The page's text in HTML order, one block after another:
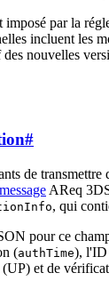
imposé par la
incluent les
nouvelles
#
de
message AReq
, qui
pour ce
(authTime), l'ID
et de